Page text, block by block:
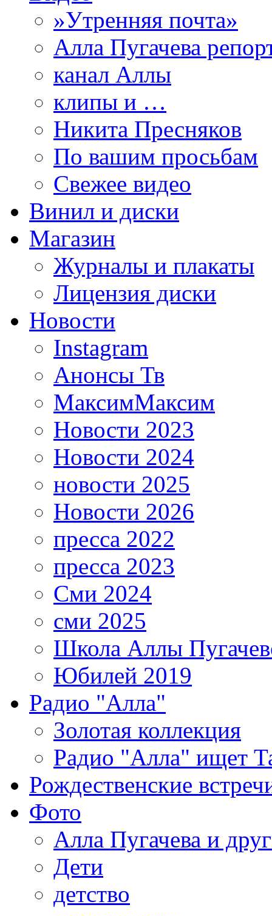
»Утренняя почта»
Алла Пугачева
канал Аллы
клипы и …
Никита Пресняков
По вашим просьбам
Свежее видео
Винил и диски
Магазин
Журналы и плакаты
Лицензия диски
Новости
Instagram
Анонсы Тв
МаксимМаксим
Новости 2023
Новости 2024
новости 2025
Новости 2026
пресса 2022
пресса 2023
Сми 2024
сми 2025
Школа Аллы
Юбилей 2019
Радио "Алла"
Золотая коллекция
Радио "Алла" ищет
Рождественские
Фото
Алла Пугачева и
Дети
детство